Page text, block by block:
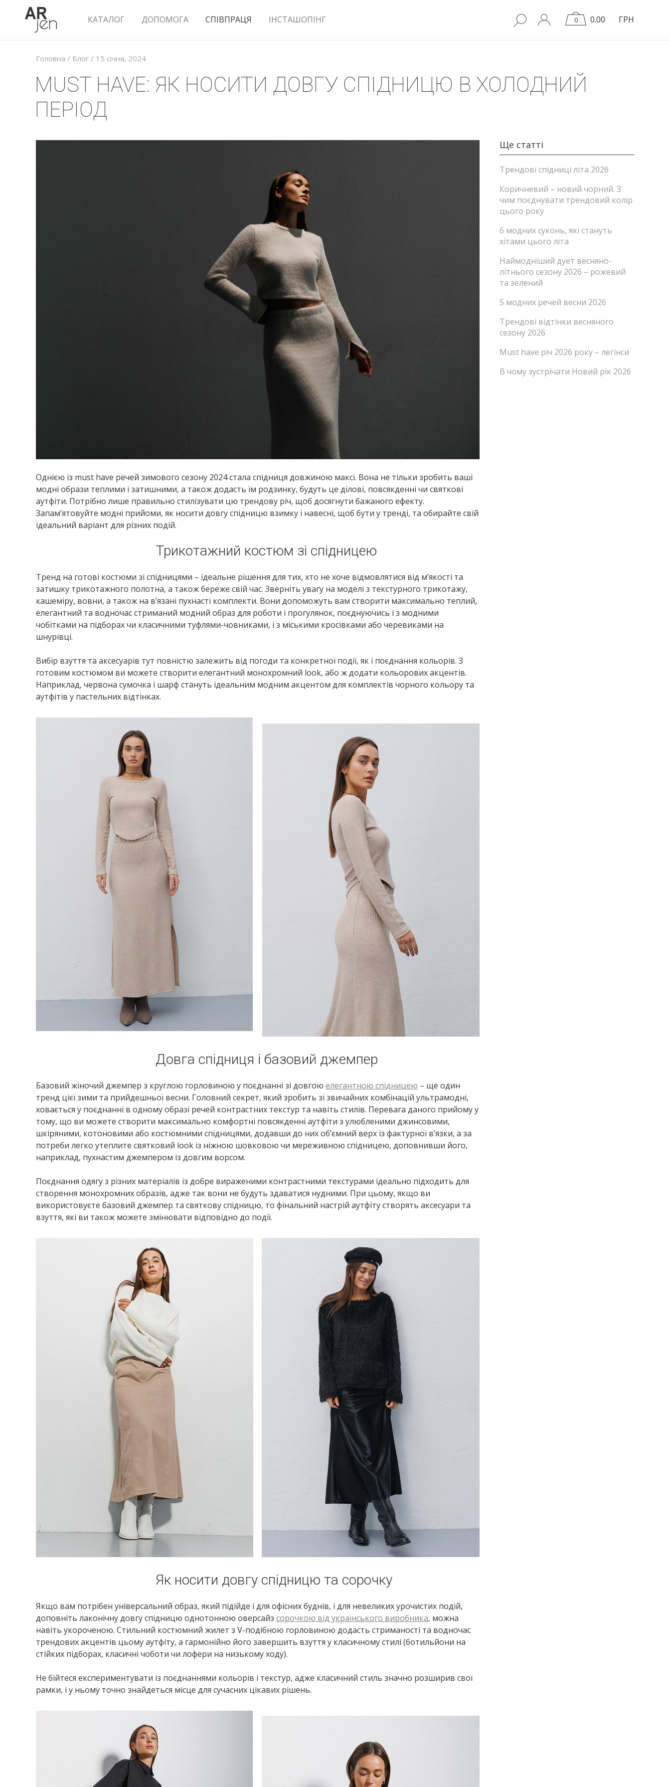
КАТАЛОГ ДОПОМОГА СПІВПРАЦЯ ІНСТАШОПІНГ 0 0.00 ГРН
Головна / Блог / 15 сiчня, 2024
MUST HAVE: ЯК НОСИТИ ДОВГУ СПІДНИЦЮ В ХОЛОДНИЙ
ПЕРІОД
Однією із must have речей зимового сезону 2024 стала спідниця довжиною максі. Вона не тільки зробить ваші
модні образи теплими і затишними, а також додасть їм родзинку, будуть це ділові, повсякденні чи святкові
аутфіти. Потрібно лише правильно стилізувати цю трендову річ, щоб досягнути бажаного ефекту.
Запам’ятовуйте модні прийоми, як носити довгу спідницю взимку і навесні, щоб бути у тренді, та обирайте свій
ідеальний варіант для різних подій.
Трикотажний костюм зі спідницею
Тренд на готові костюми зі спідницями – ідеальне рішення для тих, хто не хоче відмовлятися від м’якості та
затишку трикотажного полотна, а також береже свій час. Зверніть увагу на моделі з текстурного трикотажу,
кашеміру, вовни, а також на в’язані пухнасті комплекти. Вони допоможуть вам створити максимально теплий,
елегантний та водночас стриманий модний образ для роботи і прогулянок, поєднуючись і з модними
чобітками на підборах чи класичними туфлями-човниками, і з міськими кросівками або черевиками на
шнурівці.
Вибір взуття та аксесуарів тут повністю залежить від погоди та конкретної події, як і поєднання кольорів. З
готовим костюмом ви можете створити елегантний монохромний look, або ж додати кольорових акцентів.
Наприклад, червона сумочка і шарф стануть ідеальним модним акцентом для комплектів чорного кольору та
аутфітів у пастельних відтінках.
Довга спідниця і базовий джемпер
Базовий жіночий джемпер з круглою горловиною у поєднанні зі довгою елегантною спідницею – ще один
тренд цієї зими та прийдешньої весни. Головний секрет, який зробить зі звичайних комбінацій ультрамодні,
ховається у поєднанні в одному образі речей контрастних текстур та навіть стилів. Перевага даного прийому у
тому, що ви можете створити максимально комфортні повсякденні аутфіти з улюбленими джинсовими,
шкіряними, котоновими або костюмними спідницями, додавши до них об’ємний верх із фактурної в’язки, а за
потреби легко утеплите святковий look із ніжною шовковою чи мереживною спідницею, доповнивши його,
наприклад, пухнастим джемпером із довгим ворсом.
Поєднання одягу з різних матеріалів із добре вираженими контрастними текстурами ідеально підходить для
створення монохромних образів, адже так вони не будуть здаватися нудними. При цьому, якщо ви
використовуєте базовий джемпер та святкову спідницю, то фінальний настрій аутфіту створять аксесуари та
взуття, які ви також можете змінювати відповідно до події.
Як носити довгу спідницю та сорочку
Якщо вам потрібен універсальний образ, який підійде і для офісних буднів, і для невеликих урочистих подій,
доповніть лаконічну довгу спідницю однотонною оверсайз сорочкою від українського виробника, можна
навіть укороченою. Стильний костюмний жилет з V-подібною горловиною додасть стриманості та водночас
трендових акцентів цьому аутфіту, а гармонійно його завершить взуття у класичному стилі (ботильйони на
стійких підборах, класичні чоботи чи лофери на низькому ходу).
Не бійтеся експериментувати із поєднаннями кольорів і текстур, адже класичний стиль значно розширив свої
рамки, і у ньому точно знайдеться місце для сучасних цікавих рішень.
Ще статті
Трендові спідниці літа 2026
Коричневий – новий чорний. З
чим поєднувати трендовий колір
цього року
6 модних суконь, які стануть
хітами цього літа
Наймодніший дует весняно-
літнього сезону 2026 – рожевий
та зелений
5 модних речей весни 2026
Трендові відтінки весняного
сезону 2026
Must have річ 2026 року – легінси
В чому зустрічати Новий рік 2026